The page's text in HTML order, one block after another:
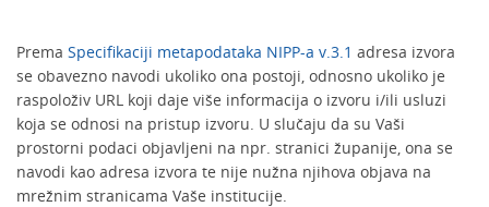
Prema Specifikaciji metapodataka NIPP-a v.3.1 adresa izvora
se obavezno navodi ukoliko ona postoji, odnosno ukoliko je
raspoloživ URL koji daje više informacija o izvoru i/ili usluzi
koja se odnosi na pristup izvoru. U slučaju da su Vaši
prostorni podaci objavljeni na npr. stranici županije, ona se
navodi kao adresa izvora te nije nužna njihova objava na
mrežnim stranicama Vaše institucije.